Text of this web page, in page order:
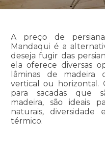
A preço de
Mandaqui é a
deseja fugir das
ela oferece diversas
lâminas de
vertical ou horizontal.
para sacadas que
madeira, são ideais
naturais,
térmico.